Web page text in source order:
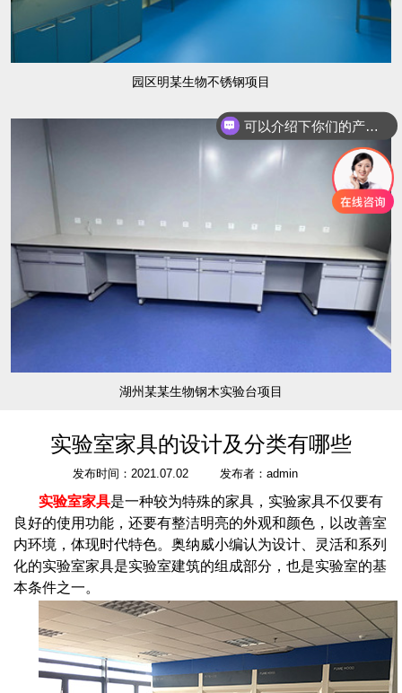
园区明某生物不锈钢项目
湖州某某生物钢木实验台项目
实验室家具的设计及分类有哪些
发布时间：2021.07.02 发布者：admin
实验室家具是一种较为特殊的家具，实验家具不仅要有
良好的使用功能，还要有整洁明亮的外观和颜色，以改善室
内环境，体现时代特色。奥纳威小编认为设计、灵活和系列
化的实验室家具是实验室建筑的组成部分，也是实验室的基
本条件之一。
你们是怎么收费的呢？